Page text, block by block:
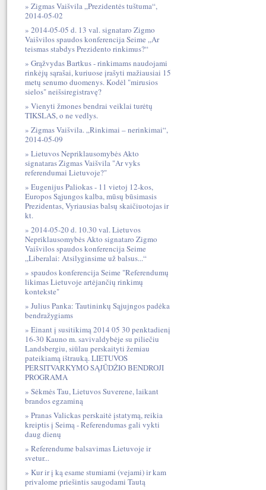
Zigmas Vaišvila „Prezidentės tuštuma“,
2014-05-02
2014-05-05 d. 13 val. signataro Zigmo
Vaišvilos spaudos konferencija Seime „Ar
teismas stabdys Prezidento rinkimus?“
Grąžvydas Bartkus - rinkimams naudojami
rinkėjų sąrašai, kuriuose įrašyti mažiausiai 15
metų senumo duomenys. Kodėl "mirusios
sielos" neišsiregistravę?
Vienyti žmones bendrai veiklai turėtų
TIKSLAS, o ne vedlys.
Zigmas Vaišvila. „Rinkimai – nerinkimai“,
2014-05-09
Lietuvos Nepriklausomybės Akto
signataras Zigmas Vaišvila "Ar vyks
referendumai Lietuvoje?"
Eugenijus Paliokas - 11 vietoj 12-kos,
Europos Sąjungos kalba, mūsų būsimasis
Prezidentas, Vyriausias balsų skaičiuotojas ir
kt.
2014-05-20 d. 10.30 val. Lietuvos
Nepriklausomybės Akto signataro Zigmo
Vaišvilos spaudos konferencija Seime
„Liberalai: Atsilyginsime už balsus...“
spaudos konferencija Seime "Referendumų
likimas Lietuvoje artėjančių rinkimų
kontekste"
Julius Panka: Tautininkų Sąjujngos padėka
bendražygiams
Einant į susitikimą 2014 05 30 penktadienį
16-30 Kauno m. savivaldybėje su piliečiu
Landsbergiu, siūlau perskaityti žemiau
pateikiamą ištrauką. LIETUVOS
PERSITVARKYMO SĄJŪDŽIO BENDROJI
PROGRAMA
Sėkmės Tau, Lietuvos Suverene, laikant
brandos egzaminą
Pranas Valickas perskaitė įstatymą, reikia
kreiptis į Seimą - Referendumas gali vykti
daug dienų
Referendume balsavimas Lietuvoje ir
svetur...
Kur ir į ką esame stumiami (vejami) ir kam
privalome priešintis saugodami Tautą